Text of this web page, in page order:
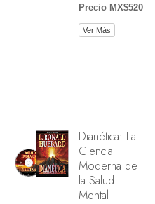
Precio MX$520
Ver Más
Dianética: La
Ciencia
Moderna de
la Salud
Mental